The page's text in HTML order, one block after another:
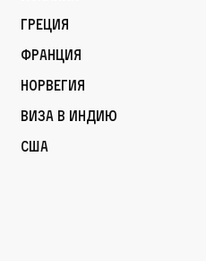
Греция
Франция
Норвегия
Виза в Индию
США